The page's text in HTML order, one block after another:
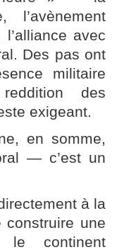
l’avènement
l’alliance avec
Des pas ont
militaire
des
exigeant.
en somme,
— c’est un
à la
une
le continent